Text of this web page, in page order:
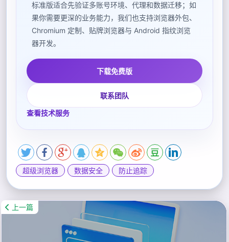
标准版适合先验证多账号环境、代理和数据迁移；如
果你需要更深的业务能力，我们也支持浏览器外包、
Chromium 定制、贴牌浏览器与 Android 指纹浏览
器开发。
下载免费版
联系团队
查看技术服务
超级浏览器 数据安全 防止追踪
上一篇